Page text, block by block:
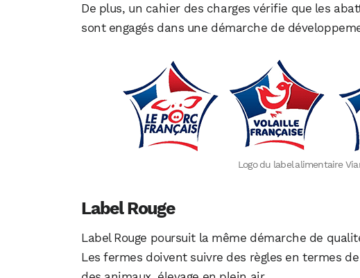
De plus, un cahier des charges vérifie que les
sont engagés dans une démarche de
Logo du label alimentaire
Label Rouge
Label Rouge poursuit la même démarche de
Les fermes doivent suivre des règles en termes